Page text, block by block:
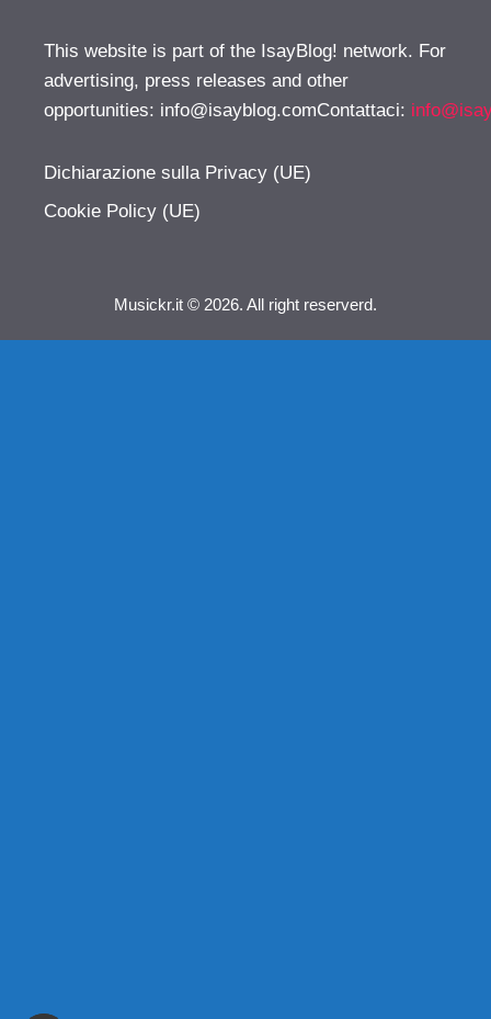
This website is part of the IsayBlog! network. For
advertising, press releases and other
opportunities: info@isayblog.comContattaci:
Dichiarazione sulla Privacy (UE)
Cookie Policy (UE)
Musickr.it © 2026. All right reserverd.